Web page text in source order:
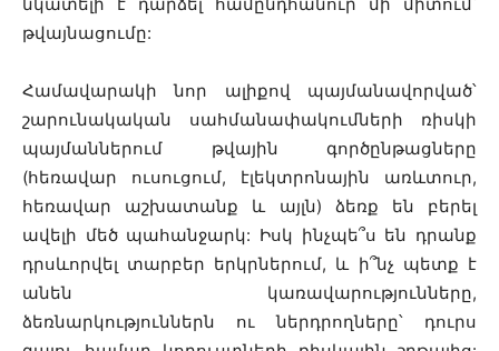
նկատելի է դարձել համընդհանուր մի միտում՝
թվայնացումը:
Համավարակի նոր ալիքով պայմանավորված՝
շարունակական սահմանափակումների ռիսկի
պայմաններում թվային գործընթացները
(հեռավար ուսուցում, էլեկտրոնային առևտուր,
հեռավար աշխատանք և այլն) ձեռք են բերել
ավելի մեծ պահանջարկ: Իսկ ինչպե՞ս են դրանք
դրսևորվել տարբեր երկրներում, և ի՞նչ պետք է
անեն կառավարությունները,
ձեռնարկություններն ու ներդրողները՝ դուրս